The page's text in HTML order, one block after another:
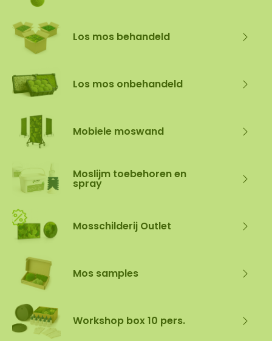
Los mos behandeld
Los mos onbehandeld
Mobiele moswand
Moslijm toebehoren en
spray
Mosschilderij Outlet
Mos samples
Workshop box 10 pers.